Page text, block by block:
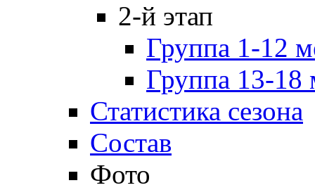
2-й этап
Группа 1-12
Группа 13-18
Статистика сезона
Состав
Фото